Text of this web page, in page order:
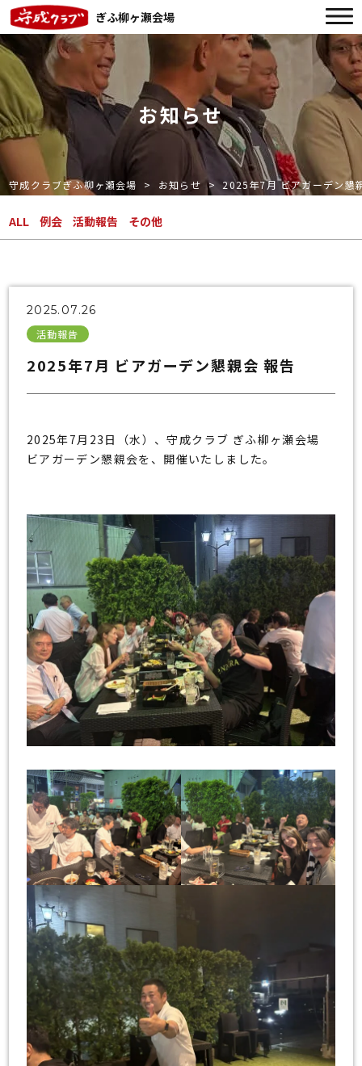
ぎふ柳ヶ瀬会場
お知らせ
守成クラブぎふ柳ヶ瀬会場 お知らせ 2025年7月 ビアガーデン懇
ALL 例会 活動報告 その他
2025.07.26
活動報告
2025年7月 ビアガーデン懇親会 報告
2025年7月23日（水）、守成クラブ ぎふ柳ヶ瀬会場
ビアガーデン懇親会を、開催いたしました。